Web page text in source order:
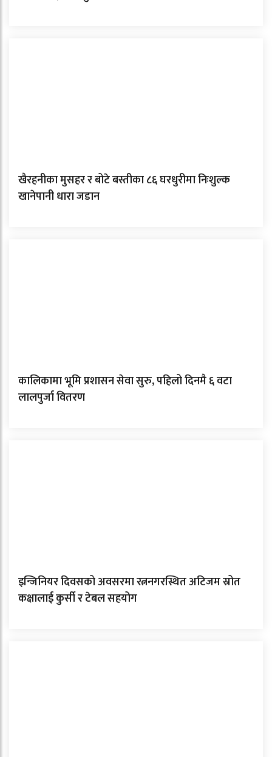
खैरहनीका मुसहर र बोटे बस्तीका ८६ घरधुरीमा निःशुल्क
खानेपानी धारा जडान
कालिकामा भूमि प्रशासन सेवा सुरु, पहिलो दिनमै ६ वटा
लालपुर्जा वितरण
इन्जिनियर दिवसको अवसरमा रत्ननगरस्थित अटिजम स्रोत
कक्षालाई कुर्सी र टेबल सहयोग